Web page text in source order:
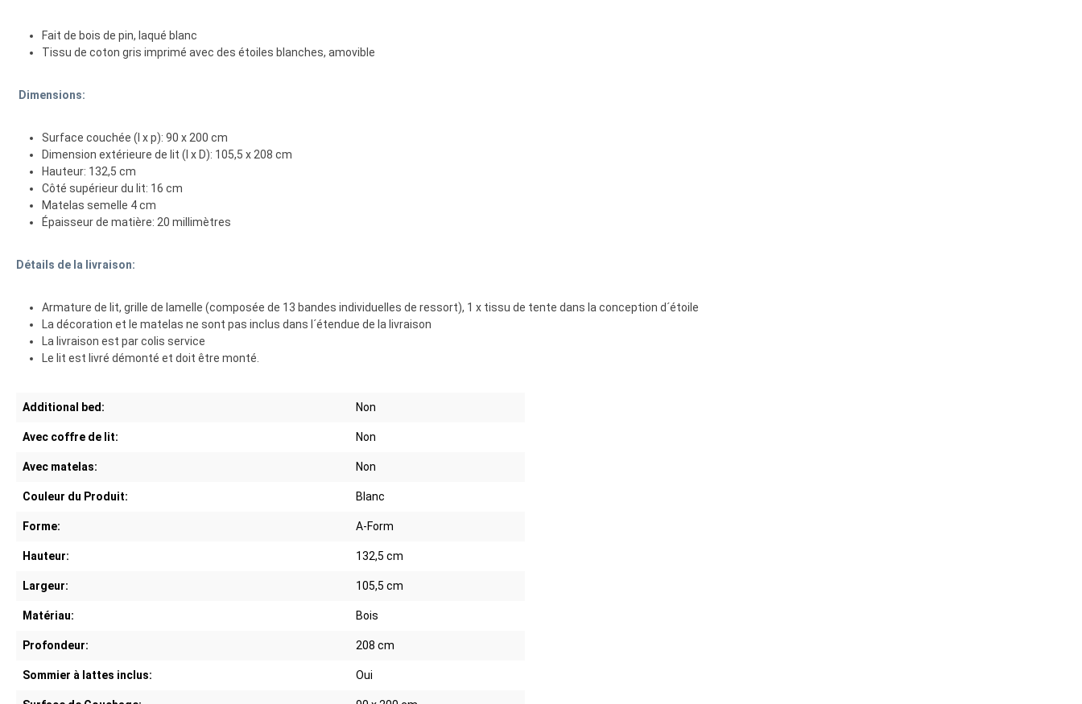
Fait de bois de pin, laqué blanc
Tissu de coton gris imprimé avec des étoiles blanches, amovible
Dimensions:
Surface couchée (l x p): 90 x 200 cm
Dimension extérieure de lit (l x D): 105,5 x 208 cm
Hauteur: 132,5 cm
Côté supérieur du lit: 16 cm
Matelas semelle 4 cm
Épaisseur de matière: 20 millimètres
Détails de la livraison:
Armature de lit, grille de lamelle (composée de 13 bandes individuelles de ressort), 1 x tissu de tente dans la conception d´étoile
La décoration et le matelas ne sont pas inclus dans l´étendue de la livraison
La livraison est par colis service
Le lit est livré démonté et doit être monté.
Additional bed: Non
Avec coffre de lit: Non
Avec matelas: Non
Couleur du Produit: Blanc
Forme: A-Form
Hauteur: 132,5 cm
Largeur: 105,5 cm
Matériau: Bois
Profondeur: 208 cm
Sommier à lattes inclus: Oui